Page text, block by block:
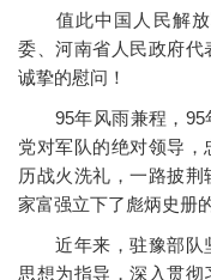
值此中国人民解放
委、河南省人民政府代
诚挚的慰问！
95年风雨兼程，95
党对军队的绝对领导
历战火洗礼，一路披
家富强立下了彪炳史册
近年来，驻豫部队坚
思想为指导，深入贯